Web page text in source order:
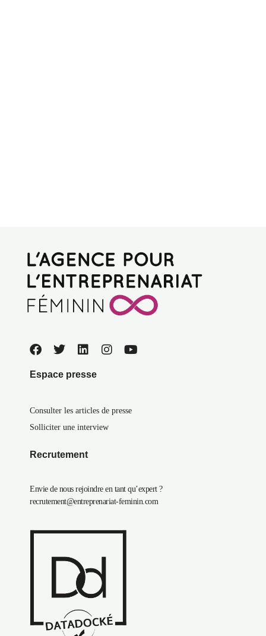
Espace presse
Consulter les articles de presse
Solliciter une interview
Recrutement
Envie de nous rejoindre en tant qu’expert ?
recrutement@entreprenariat-feminin.com